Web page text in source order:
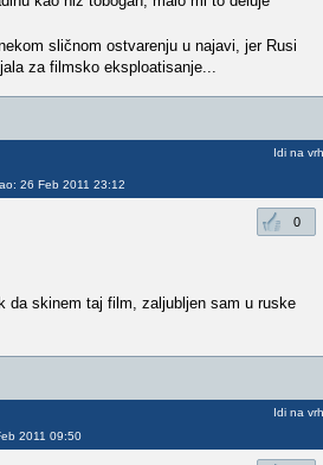
sličnom ostvarenju u najavi, jer Rusi
za filmsko eksploatisanje...
26 Feb 2011 23:12
Idi na vrh
0
da skinem taj film, zaljubljen sam u ruske
2011 09:50
Idi na vrh